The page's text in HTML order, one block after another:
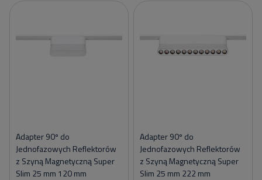
Adapter 90º do
Jednofazowych Reflektorów
z Szyną Magnetyczną Super
Slim 25 mm 120 mm
Adapter 90º do
Jednofazowych Reflektorów
z Szyną Magnetyczną Super
Slim 25 mm 222 mm